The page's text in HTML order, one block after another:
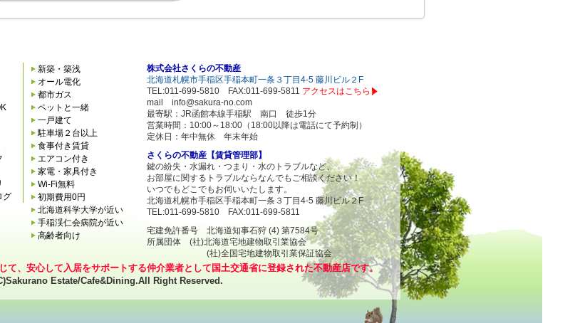
グ
新築・築浅
オール電化
都市ガス
ペットと一緒
一戸建て
駐車場２台以上
食事付き賃貸
エアコン付き
家電・家具付き
Wi-Fi無料
初期費用0円
北海道科学大学が近い
手稲渓仁会病院が近い
高齢者向け
株式会社さくらの不動産
北海道札幌市手稲区手稲本町一条３丁目4-5 藤川ビル２F
TEL:011-699-5810 FAX:011-699-5811 アクセスはこちら
mail info@sakura-no.com
最寄駅：JR函館本線手稲駅 南口 徒歩1分
営業時間：10:00～18:00（18:00以降は電話にて予約制）
定休日：年中無休 年末年始
さくらの不動産【賃貸管理部】
鍵の紛失・水漏れ・つまり・水のトラブルなど、
お部屋に関するトラブルならなんでもご相談ください！
いつでもどこでもお伺いいたします。
北海道札幌市手稲区手稲本町一条３丁目4-5 藤川ビル２F
TEL:011-699-5810 FAX:011-699-5811
宅建免許番号 北海道知事石狩 (4) 第7584号
所属団体 (社)北海道宅地建物取引業協会
(社)全国宅地建物取引業保証協会
て、安心して入居をサポートする仲介業者として国土交通省に登録された不動産店です。
Estate/Cafe&Dining.All Right Reserved.